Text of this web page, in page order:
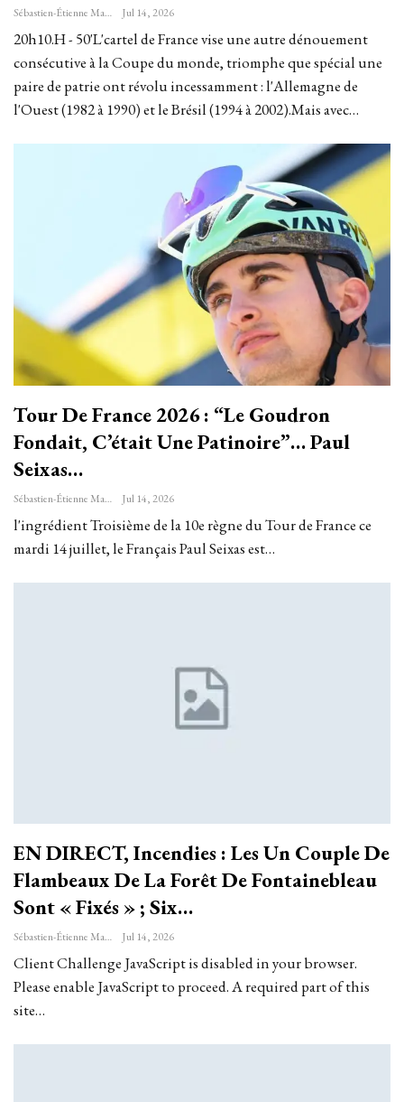
Sébastien-Étienne Marechal Jul 14, 2026
20h10.H - 50'L'cartel de France vise une autre dénouement
consécutive à la Coupe du monde, triomphe que spécial une
paire de patrie ont révolu incessamment : l'Allemagne de
l'Ouest (1982 à 1990) et le Brésil (1994 à 2002).Mais avec…
Tour De France 2026 : “Le Goudron
Fondait, C’était Une Patinoire”… Paul
Seixas…
Sébastien-Étienne Marechal Jul 14, 2026
l'ingrédient Troisième de la 10e règne du Tour de France ce
mardi 14 juillet, le Français Paul Seixas est…
EN DIRECT, Incendies : Les Un Couple De
Flambeaux De La Forêt De Fontainebleau
Sont « Fixés » ; Six…
Sébastien-Étienne Marechal Jul 14, 2026
Client Challenge JavaScript is disabled in your browser.
Please enable JavaScript to proceed. A required part of this
site…